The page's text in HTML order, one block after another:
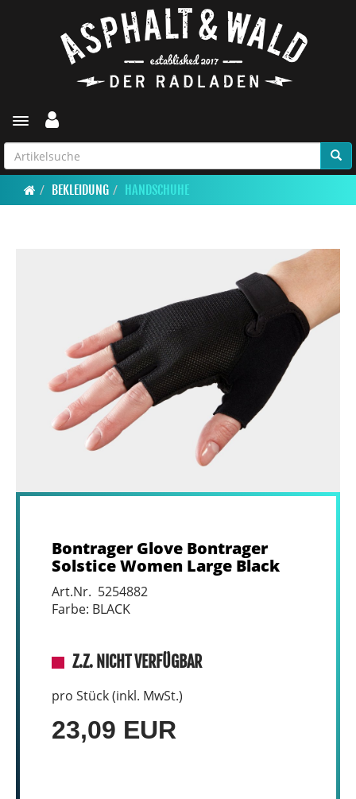
Toggle navigation
BEKLEIDUNG HANDSCHUHE
Bontrager Glove Bontrager
Solstice Women Large Black
Art.Nr. 5254882
Farbe: BLACK
Z.Z. NICHT VERFÜGBAR
pro Stück (inkl. MwSt.)
23,09 EUR